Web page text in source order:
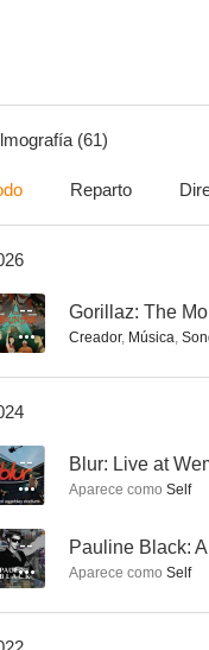
5.0
This Is Pop
--
(61)
Reparto
-- Gorillaz: The
Creador, Música,
-- Blur: Live at
Aparece como Self
-- Pauline Black:
Aparece como Self